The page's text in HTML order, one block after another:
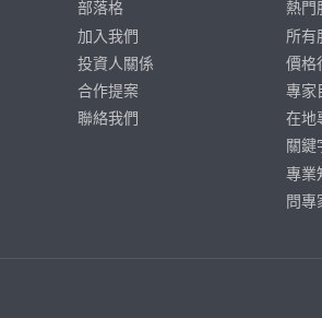
部落格
加入我們
投資人關係
合作提案
聯絡我們
熱門
所有
價格
專家
在地
關鍵
專業
問專